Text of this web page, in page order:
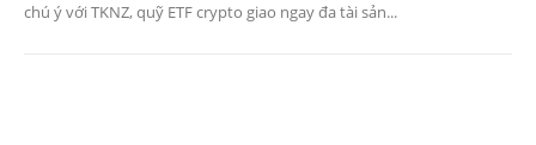
chú ý với TKNZ, quỹ ETF crypto giao ngay đa tài sản...